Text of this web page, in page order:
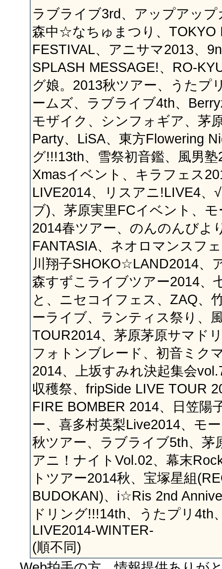
ラブライブ3rd、アップアッ
森中☆なちゅまつり、TOKYO
FESTIVAL、アニサマ2013、
SPLASH MESSAGE!、RO-
グ娘。2013秋ツアー、うたプ
ームズ、ラブライブ4th、
モザイク、シンフォギア、茅
Party、LiSA、東方Flowering
グ!!!13th、雪祭初音鑑、風男
Xmasイベント、キラフェス
LIVE2014、リスアニ!LIVE4、
ブ)、茅原実里FCイベント、
2014春ツアー、のんのんびよ
FANTASIA、ネオロマンスフ
川翔子SHOKO☆LAND2014、
森すずこライブツアー2014、
と、ニセコイフェス、ZAQ、
ーライブ、ランティス祭り、
TOUR2014、茅原茅原サマド
フォトンブレード、初音ミク
2014、上坂すみれ決起集会
収穫祭、fripSide LIVE TOUR
FIRE BOMBER 2014、日笠陽
ー、喜多村英梨Live2014、モ
秋ツアー、ラブライブ5th、茅
アニ！ナイトVol.02、幕末
トツアー2014秋、宝塚星組
BUDOKAN)、i☆Ris 2nd
ドリング!!!14th、うたプリ4th
LIVE2014-WINTER-
(順不同)